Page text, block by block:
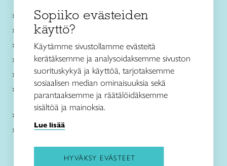
Käsityökurssit ja koulutus
Ajankohtaista
Käsityöohjeet
Me olemme Taito
Paikallinen toiminta
Verkkokaupat
Kirjaudu Arviin
Kirjaudu Taitocampukseen
Sopiiko evästeiden
käyttö?
Käytämme sivustollamme evästeitä
kerätäksemme ja analysoidaksemme sivuston
suorituskykyä ja käyttöä, tarjotaksemme
sosiaalisen median ominaisuuksia sekä
parantaaksemme ja räätälöidäksemme
sisältöä ja mainoksia.
Lue lisää
HYVÄKSY EVÄSTEET